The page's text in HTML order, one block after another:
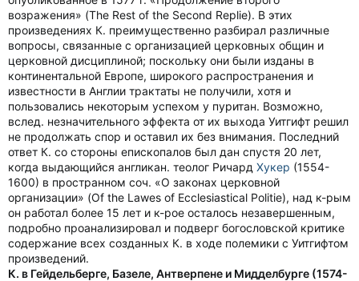
возражения» (The Rest of the Second Replie). В этих
произведениях К. преимущественно разбирал различные
вопросы, связанные с организацией церковных общин и
церковной дисциплиной; поскольку они были изданы в
континентальной Европе, широкого распространения и
известности в Англии трактаты не получили, хотя и
пользовались некоторым успехом у пуритан. Возможно,
вслед. незначительного эффекта от их выхода Уитгифт решил
не продолжать спор и оставил их без внимания. Последний
ответ К. со стороны епископалов был дан спустя 20 лет,
когда выдающийся англикан. теолог Ричард Хукер (1554-
1600) в пространном соч. «О законах церковной
организации» (Of the Lawes of Ecclesiastical Politie), над к-рым
он работал более 15 лет и к-рое осталось незавершенным,
подробно проанализировал и подверг богословской критике
содержание всех созданных К. в ходе полемики с Уитгифтом
произведений.
К. в Гейдельберге, Базеле, Антверпене и Мидделбурге (1574-